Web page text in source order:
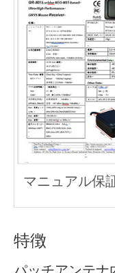
マニュアル保
特徴